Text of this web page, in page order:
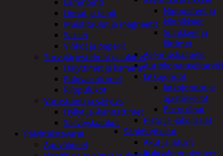
Nippusiteet ja
kiinnikkeet
Sulakkeet ja
liittimet
Asennuskaapelit
Jatkojohdot
Jatkojohdot ja
ajastinkellot
Pistotulpat
Pisto ja -jakorasiat
Sähkötyökalut
Akut ja laturit
Kulmahiomakoneet
Liimat ja teipit
Muistitaulut ja magneetit
Sakset
Vihkot ja paperit
Turvajärjestelmät ja lukitus
Hälyttimet ja kamerat
Palovaroittimet
Riippulukot
Varastointi ja säilytys
Hyllyt ja -kannattimet
Säilytyslaatikot
Päivittäistavarat
Apuvälineet